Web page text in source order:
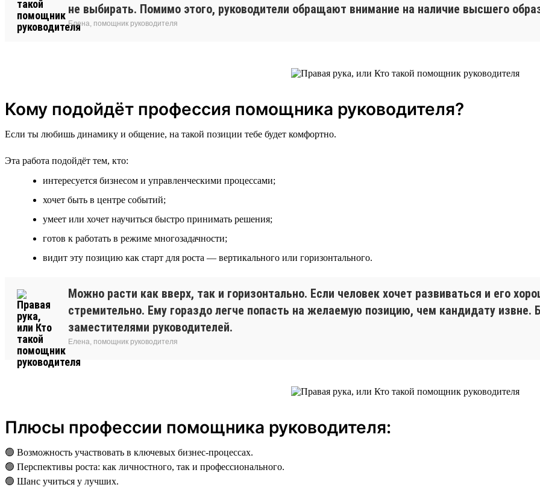
не выбирать. Помимо этого, руководители обращают внимание на наличие высшего
Елена, помощник руководителя
Кому подойдёт профессия помощника руководителя?
Если ты любишь динамику и общение, на такой позиции тебе будет комфортно.
Эта работа подойдёт тем, кто:
интересуется бизнесом и управленческими процессами;
хочет быть в центре событий;
умеет или хочет научиться быстро принимать решения;
готов к работать в режиме многозадачности;
видит эту позицию как старт для роста — вертикального или горизонтального.
Можно расти как вверх, так и горизонтально. Если человек хочет развиваться и его
стремительно. Ему гораздо легче попасть на желаемую позицию, чем кандидату
заместителями руководителей.
Елена, помощник руководителя
Плюсы профессии помощника руководителя:
🟢 Возможность участвовать в ключевых бизнес-процессах.
🟢 Перспективы роста: как личностного, так и профессионального.
🟢 Шанс учиться у лучших.